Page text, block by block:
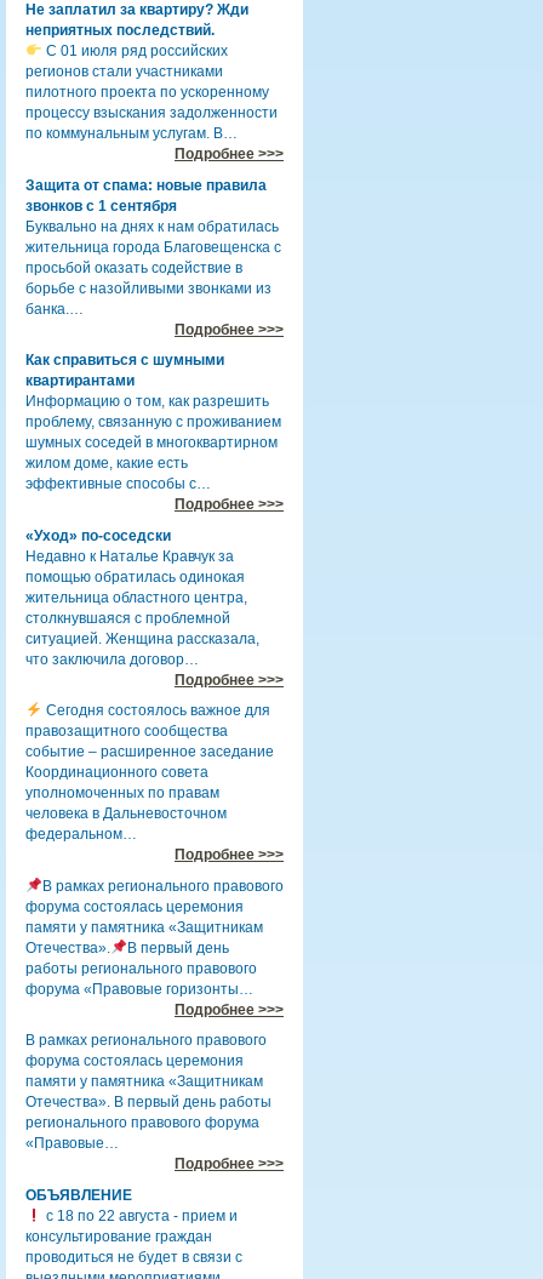
Не заплатил за квартиру? Жди
неприятных последствий.
С 01 июля ряд российских
регионов стали участниками
пилотного проекта по ускоренному
процессу взыскания задолженности
по коммунальным услугам. В…
Подробнее >>>
Защита от спама: новые правила
звонков с 1 сентября
Буквально на днях к нам обратилась
жительница города Благовещенска с
просьбой оказать содействие в
борьбе с назойливыми звонками из
банка.…
Подробнее >>>
Как справиться с шумными
квартирантами
Информацию о том, как разрешить
проблему, связанную с проживанием
шумных соседей в многоквартирном
жилом доме, какие есть
эффективные способы с…
Подробнее >>>
«Уход» по-соседски
Недавно к Наталье Кравчук за
помощью обратилась одинокая
жительница областного центра,
столкнувшаяся с проблемной
ситуацией. Женщина рассказала,
что заключила договор…
Подробнее >>>
Сегодня состоялось важное для
правозащитного сообщества
событие – расширенное заседание
Координационного совета
уполномоченных по правам
человека в Дальневосточном
федеральном…
Подробнее >>>
В рамках регионального правового
форума состоялась церемония
памяти у памятника «Защитникам
Отечества».
В первый день
работы регионального правового
форума «Правовые горизонты…
Подробнее >>>
В рамках регионального правового
форума состоялась церемония
памяти у памятника «Защитникам
Отечества». В первый день работы
регионального правового форума
«Правовые…
Подробнее >>>
ОБЪЯВЛЕНИЕ
с 18 по 22 августа - прием и
консультирование граждан
проводиться не будет в связи с